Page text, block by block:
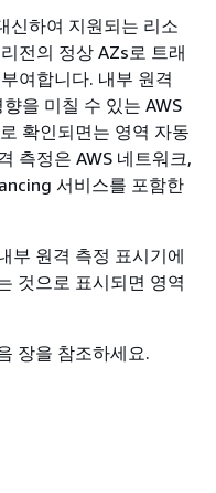
신하여 지원되는 리소
전의 정상 AZs로 트래
여합니다. 내부 원격
을 미칠 수 있는 AWS
확인되면는 영역 자동
측정은 AWS 네트워크,
서비스를 포함한
부 원격 측정 표시기에
것으로 표시되면 영역
장을 참조하세요.